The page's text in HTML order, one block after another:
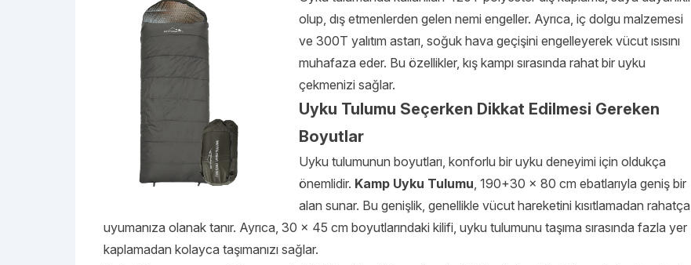
olup, dış etmenlerden gelen nemi engeller. Ayrıca, iç dolgu malzemesi
ve 300T yalıtım astarı, soğuk hava geçişini engelleyerek vücut ısısını
muhafaza eder. Bu özellikler, kış kampı sırasında rahat bir uyku
çekmenizi sağlar.
Uyku Tulumu Seçerken Dikkat Edilmesi Gereken
Boyutlar
Uyku tulumunun boyutları, konforlu bir uyku deneyimi için oldukça
önemlidir. Kamp Uyku Tulumu, 190+30 x 80 cm ebatlarıyla geniş bir
alan sunar. Bu genişlik, genellikle vücut hareketini kısıtlamadan rahatça
uyumanıza olanak tanır. Ayrıca, 30 x 45 cm boyutlarındaki kilifi, uyku tulumunu taşıma sırasında fazla yer
kaplamadan kolayca taşımanızı sağlar.